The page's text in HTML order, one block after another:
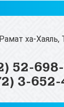
52-
3-652-
ха-